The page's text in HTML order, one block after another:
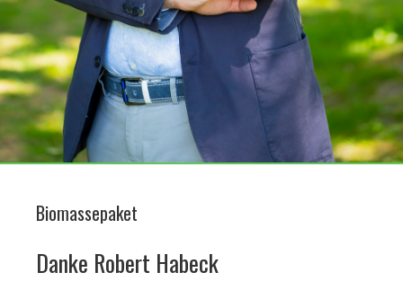
Biomassepaket
Danke Robert Habeck